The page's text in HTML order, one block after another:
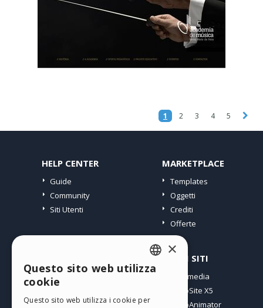
1 2 3 4 5
HELP CENTER
Guide
Community
Siti Utenti
MARKETPLACE
Templates
Oggetti
Crediti
Offerte
I miei post
I miei Download
ALTRI SITI
Incomedia
WebSite X5
WebAnimator
ENGLISH
×
Questo sito web utilizza
cookie
Questo sito web utilizza i cookie per